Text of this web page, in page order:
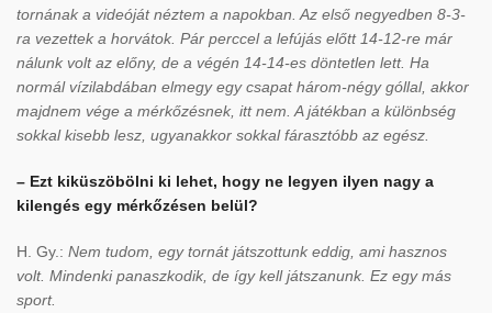
tornának a videóját néztem a napokban. Az első negyedben 8-3-
ra vezettek a horvátok. Pár perccel a lefújás előtt 14-12-re már
nálunk volt az előny, de a végén 14-14-es döntetlen lett. Ha
normál vízilabdában elmegy egy csapat három-négy góllal, akkor
majdnem vége a mérkőzésnek, itt nem. A játékban a különbség
sokkal kisebb lesz, ugyanakkor sokkal fárasztóbb az egész.
– Ezt kiküszöbölni ki lehet, hogy ne legyen ilyen nagy a
kilengés egy mérkőzésen belül?
H. Gy.: Nem tudom, egy tornát játszottunk eddig, ami hasznos
volt. Mindenki panaszkodik, de így kell játszanunk. Ez egy más
sport.